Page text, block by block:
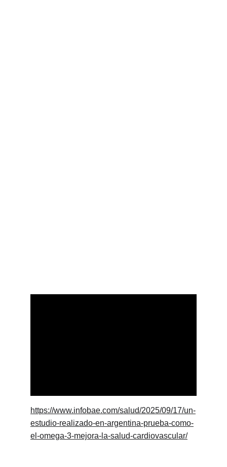
https://www.infobae.com/salud/2025/09/17/un-
estudio-realizado-en-argentina-prueba-como-
el-omega-3-mejora-la-salud-cardiovascular/